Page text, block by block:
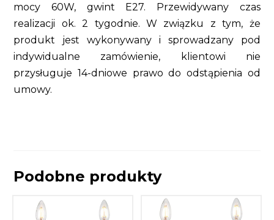
mocy 60W, gwint E27. Przewidywany czas
realizacji ok. 2 tygodnie. W związku z tym, że
produkt jest wykonywany i sprowadzany pod
indywidualne zamówienie, klientowi nie
przysługuje 14-dniowe prawo do odstąpienia od
umowy.
Podobne produkty